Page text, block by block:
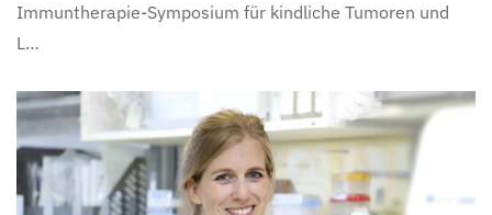
Immuntherapie-Symposium für kindliche Tumoren und
L…